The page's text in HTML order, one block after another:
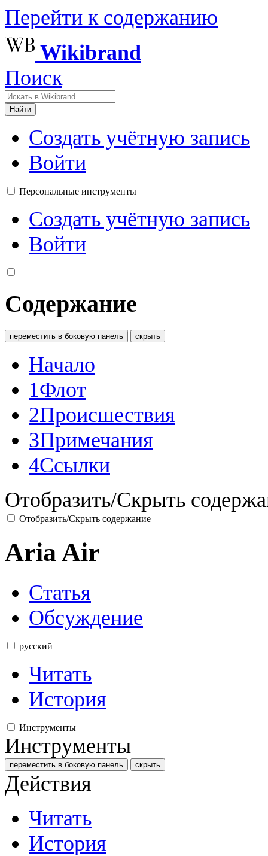
Перейти к содержанию
Wikibrand
Поиск
Найти
Создать учётную запись
Войти
Персональные инструменты
Создать учётную запись
Войти
Содержание
переместить в боковую панель скрыть
Начало
1Флот
2Происшествия
3Примечания
4Ссылки
Отобразить/Скрыть
Отобразить/Скрыть содержание
Aria Air
Статья
Обсуждение
русский
Читать
История
Инструменты
Инструменты
переместить в боковую панель скрыть
Действия
Читать
История